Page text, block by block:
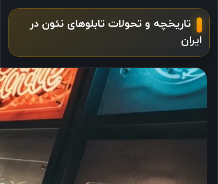
تاریخچه و تحولات تابلوهای نئون در
ایران